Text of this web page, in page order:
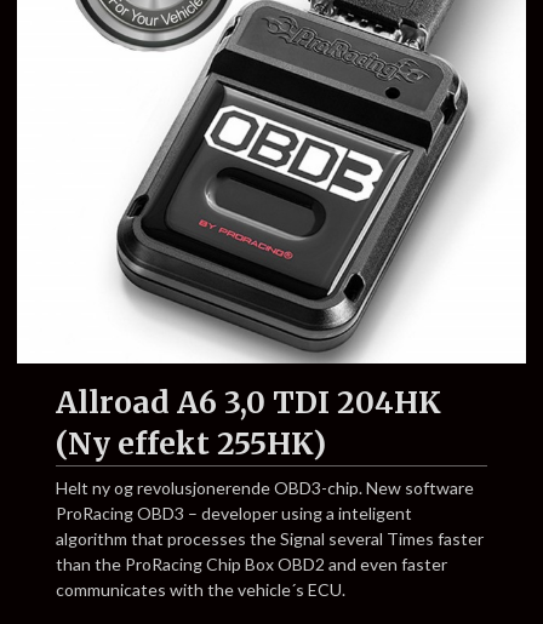
Allroad A6 3,0 TDI 204HK
(Ny effekt 255HK)
Helt ny og revolusjonerende OBD3-chip. New software
ProRacing OBD3 – developer using a inteligent
algorithm that processes the Signal several Times faster
than the ProRacing Chip Box OBD2 and even faster
communicates with the vehicle´s ECU.